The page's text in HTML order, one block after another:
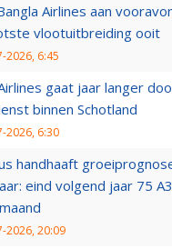
Airlines aan
vlootuitbreiding ooit
2026, 6:45
gaat jaar langer
binnen Schotland
2026, 6:30
handhaaft
eind volgend jaar 75
2026, 20:09